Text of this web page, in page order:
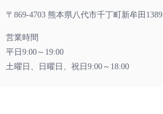
〒869-4703 熊本県八代市千丁町新牟田1389
営業時間
平日9:00～19:00
土曜日、日曜日、祝日9:00～18:00